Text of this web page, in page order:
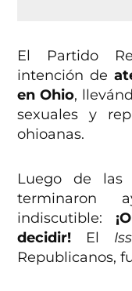
El Partido
intención de
en Ohio,
sexuales y
ohioanas.
Luego de las
terminaron
indiscutible:
decidir! El
Republicanos,